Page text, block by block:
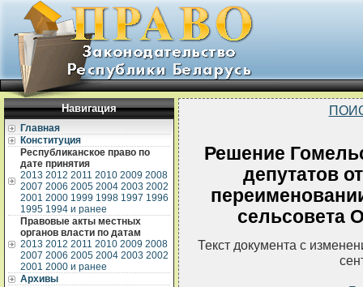
Навигация
Главная
Конституция
Республиканское право по
дате принятия
2013 2012 2011 2010 2009 2008
2007 2006 2005 2004 2003 2002
2001 2000 1999 1998 1997 1996
1995 1994 и ранее
Правовые акты местных
органов власти по датам
2013 2012 2011 2010 2009 2008
2007 2006 2005 2004 2003 2002
2001 2000 и ранее
Архивы
Решение
депутатов
сельсовета
Текст документа с